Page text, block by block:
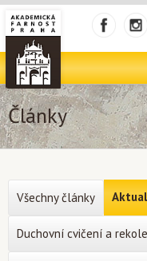
Články
Všechny články
Duchovní cvičení a